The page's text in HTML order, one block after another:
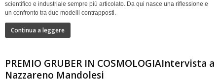
scientifico e industriale sempre più articolato. Da qui nasce una riflessione e
un confronto tra due modelli contrapposti.
Continua a leggere
PREMIO GRUBER IN COSMOLOGIAIntervista a
Nazzareno Mandolesi